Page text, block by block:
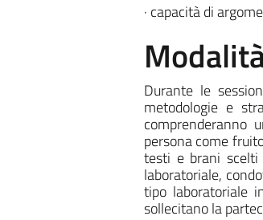
· capacità di
Durante le
metodologie e
comprenderanno
persona come
testi e brani scelti
laboratoriale,
tipo laboratoriale
sollecitano la